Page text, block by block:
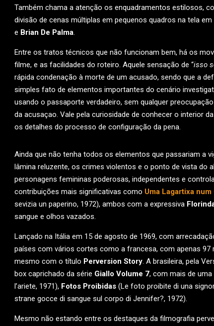
Também chama a atenção os enquadramentos estilosos,
divisão de cenas múltiplas em pequenos quadros na tela
e Brian De Palma.
Entre os tratos técnicos que não funcionam bem, há os
filme, e as facilidades do roteiro. Aquele sensação de “isso
rápida condenação à morte de um acusado, sendo que a
simples fato de elementos importantes do cenário
usando o passaporte verdadeiro, sem qualquer
da acusaçao. Vale pela curiosidade de conhecer o interior
os detalhes do processo de configuração da pena.
Ainda que não tenha todos os elementos que passariam a
lâmina reluzente, os crimes violentos e o ponto de vista do
personagens femininas poderosas, independentes e
contribuições mais significativas como Uma Lagartixa
sevizia un paperino, 1972), ambos com a expressiva
sangue e olhos vazados.
Lançado na Itália em 15 de agosto de 1969, com
países com vários cortes como a francesa, com apenas
mesmo com o título Perversion Story. A brasileira, pela
box caprichado da série Giallo Volume 7, com mais de
l’ariete, 1971), Fotos Proibidas (Le foto proibite di una
strane gocce di sangue sul corpo di Jennifer?, 1972).
Mesmo não estando entre os destaques da filmografia